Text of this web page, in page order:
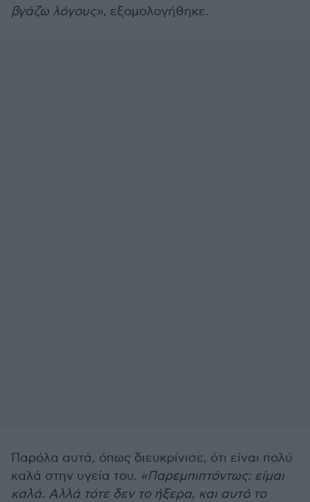
βγάζω λόγους», εξομολογήθηκε.
Παρόλα αυτά, όπως διευκρίνισε, ότι είναι πολύ
καλά στην υγεία του. «Παρεμπιπτόντως: είμαι
καλά. Αλλά τότε δεν το ήξερα, και αυτό το